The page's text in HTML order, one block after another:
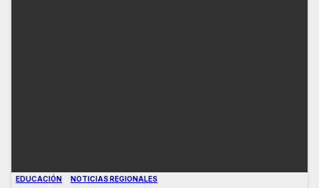
EDUCACIÓN NOTICIAS REGIONALES